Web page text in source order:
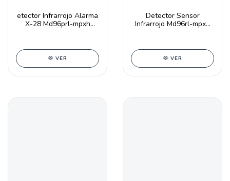
etector Infrarrojo Alarma
X-28 Md96prl-mpxh
VER
Detector Sensor
Infrarrojo Md96rl-mpxh
VER